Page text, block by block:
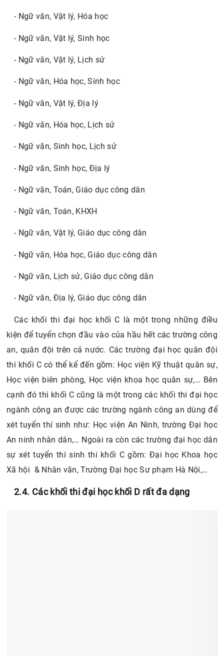
- Ngữ văn, Vật lý, Hóa học
- Ngữ văn, Vật lý, Sinh học
- Ngữ văn, Vật lý, Lịch sử
- Ngữ văn, Hóa học, Sinh học
- Ngữ văn, Vật lý, Địa lý
- Ngữ văn, Hóa học, Lịch sử
- Ngữ văn, Sinh học, Lịch sử
- Ngữ văn, Sinh học, Địa lý
- Ngữ văn, Toán, Giáo dục công dân
- Ngữ văn, Toán, KHXH
- Ngữ văn, Vật lý, Giáo dục công dân
- Ngữ văn, Hóa học, Giáo dục công dân
- Ngữ văn, Lịch sử, Giáo dục công dân
- Ngữ văn, Địa lý, Giáo dục công dân
Các khối thi đại học khối C là một trong những điều
kiện để tuyển chọn đầu vào của hầu hết các trường công
an, quân đội trên cả nước. Các trường đại học quân đội
thi khối C có thể kể đến gồm: Học viện Kỹ thuật quân sự,
Học viện biên phòng, Học viện khoa học quân sự,… Bên
cạnh đó thì khối C cũng là một trong các khối thi đại học
ngành công an được các trường ngành công an dùng để
xét tuyển thí sinh như: Học viện An Ninh, trường Đại học
An ninh nhân dân,… Ngoài ra còn các trường đại học dân
sự xét tuyển thí sinh thi khối C gồm: Đại học Khoa học
Xã hội & Nhân văn, Trường Đại học Sư phạm Hà Nội,…
2.4. Các khối thi đại học khối D rất đa dạng